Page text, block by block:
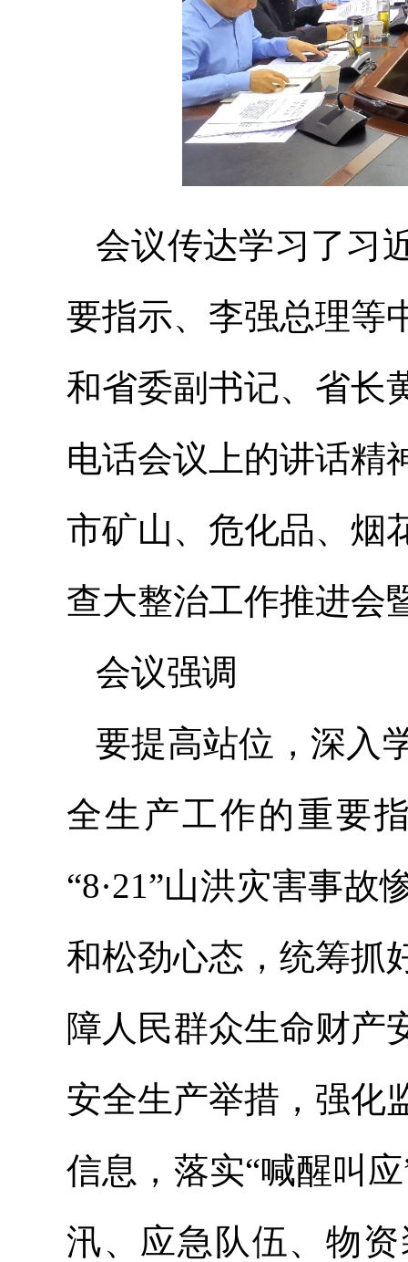
会议传达学习了习
要指示、李强总理等
和省委副书记、省长
电话会议上的讲话精
市矿山、危化品、烟
查大整治工作推进会
会议强调
要提高站位，深入
全生产工作的重要
“8·21”山洪灾害事
和松劲心态，统筹抓
障人民群众生命财产
安全生产举措，强化
信息，落实“喊醒叫
汛、应急队伍、物